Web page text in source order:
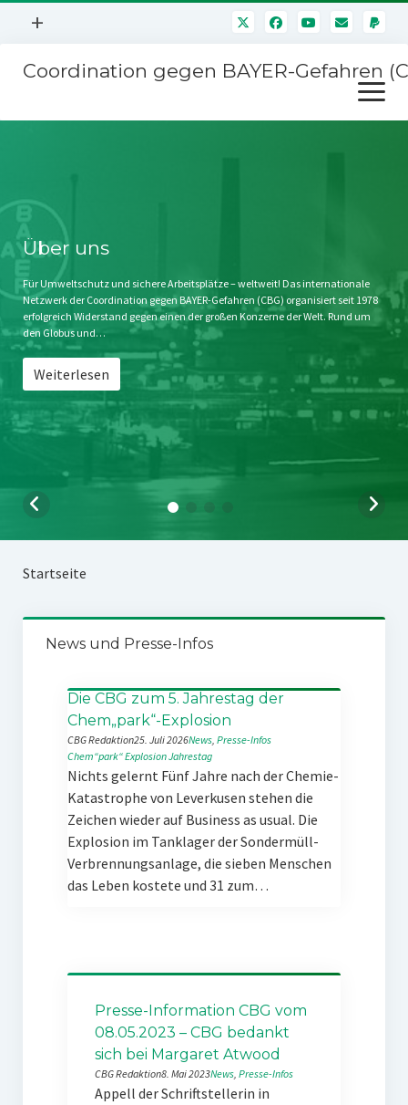
Menü
+
Mitmachen
Kontakt
Impressum
Störfälle
Coordination gegen BAYER-Gefahren
Menü
öffnen
Stichwort BAYER
Jahrestagung
SPENDEN
Über uns
Für Umweltschutz und sichere Arbeitsplätze – weltweit! Das internationale
Netzwerk der Coordination gegen BAYER-Gefahren (CBG) organisiert seit 1978
erfolgreich Widerstand gegen einen der großen Konzerne der Welt. Rund um
den Globus und…
Weiterlesen
Startseite
News und Presse-Infos
Die CBG zum 5. Jahrestag der
Chem„park“-Explosion
CBG Redaktion25. Juli 2026News, Presse-Infos
Chem“park“ExplosionJahrestag
Nichts gelernt Fünf Jahre nach der Chemie-
Katastrophe von Leverkusen stehen die
Zeichen wieder auf Business as usual. Die
Explosion im Tanklager der Sondermüll-
Verbrennungsanlage, die sieben Menschen
das Leben kostete und 31 zum…
Presse-Information CBG vom
08.05.2023 – CBG bedankt
sich bei Margaret Atwood
CBG Redaktion8. Mai 2023News, Presse-Infos
Appell der Schriftstellerin in